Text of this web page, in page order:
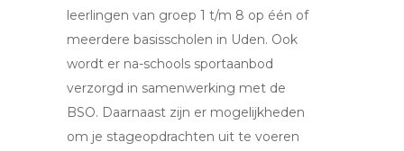
leerlingen van groep 1 t/m 8 op één of
meerdere basisscholen in Uden. Ook
wordt er na-schools sportaanbod
verzorgd in samenwerking met de
BSO. Daarnaast zijn er mogelijkheden
om je stageopdrachten uit te voeren